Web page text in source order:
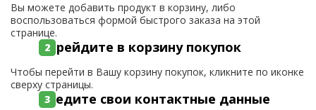
Вы можете добавить продукт в корзину, либо
воспользоваться формой быстрого заказа на этой
странице.
Перейдите в корзину покупок
Чтобы перейти в Вашу корзину покупок, кликните по иконке
сверху страницы.
Введите свои контактные данные